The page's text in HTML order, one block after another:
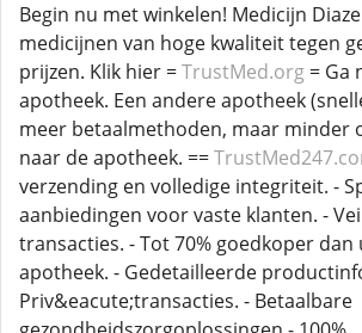
Begin nu met winkelen! Medicijn
medicijnen van hoge kwaliteit tegen
prijzen. Klik hier =TrustMed.org = Ga
apotheek. Een andere apotheek
meer betaalmethoden, maar minder
naar de apotheek. ==
verzending en volledige integriteit. -
aanbiedingen voor vaste klanten. -
transacties. - Tot 70% goedkoper dan
apotheek. - Gedetailleerde
Priv&eacute;transacties. - Betaalbare